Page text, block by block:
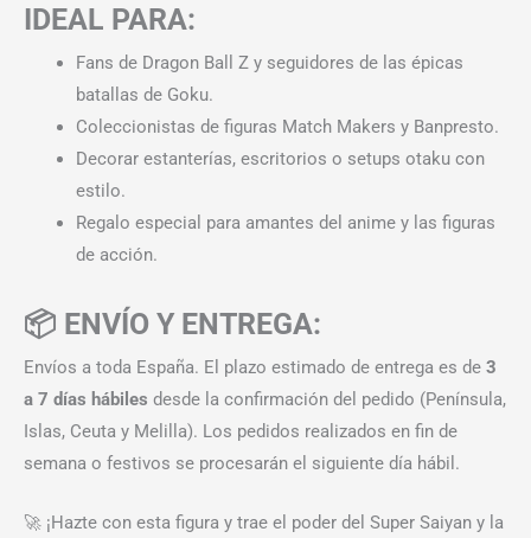
IDEAL PARA:
Fans de Dragon Ball Z y seguidores de las épicas
batallas de Goku.
Coleccionistas de figuras Match Makers y Banpresto.
Decorar estanterías, escritorios o setups otaku con
estilo.
Regalo especial para amantes del anime y las figuras
de acción.
📦 ENVÍO Y ENTREGA:
Envíos a toda España. El plazo estimado de entrega es de 3
a 7 días hábiles desde la confirmación del pedido (Península,
Islas, Ceuta y Melilla). Los pedidos realizados en fin de
semana o festivos se procesarán el siguiente día hábil.
🚀 ¡Hazte con esta figura y trae el poder del Super Saiyan y la